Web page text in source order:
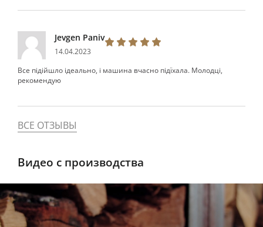
Jevgen Paniv
14.04.2023
Все підійшло ідеально, і машина вчасно підїхала. Молодці,
рекомендую
ВСЕ ОТЗЫВЫ
Видео с производства